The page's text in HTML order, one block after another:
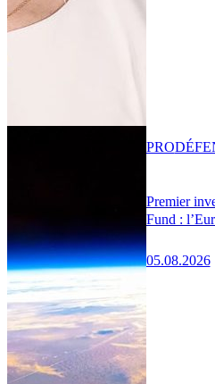
Premier
Fund :
05.08.2026
PRO